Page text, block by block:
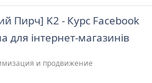
Пирч] K2 - Курс Facebook
інтернет-магазинів
и продвижение